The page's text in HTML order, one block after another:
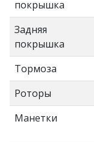
покрышка
Задняя
покрышка
Тормоза
Роторы
Манетки